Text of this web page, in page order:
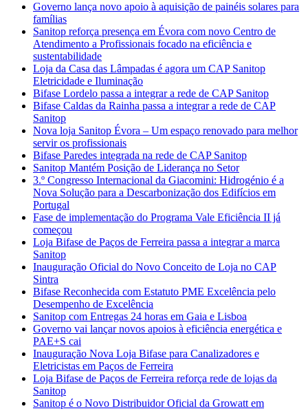
Governo lança novo apoio à aquisição de painéis solares para
famílias
Sanitop reforça presença em Évora com novo Centro de
Atendimento a Profissionais focado na eficiência e
sustentabilidade
Loja da Casa das Lâmpadas é agora um CAP Sanitop
Eletricidade e Iluminação
Bifase Lordelo passa a integrar a rede de CAP Sanitop
Bifase Caldas da Rainha passa a integrar a rede de CAP
Sanitop
Nova loja Sanitop Évora – Um espaço renovado para melhor
servir os profissionais
Bifase Paredes integrada na rede de CAP Sanitop
Sanitop Mantém Posição de Liderança no Setor
3.º Congresso Internacional da Giacomini: Hidrogénio é a
Nova Solução para a Descarbonização dos Edifícios em
Portugal
Fase de implementação do Programa Vale Eficiência II já
começou
Loja Bifase de Paços de Ferreira passa a integrar a marca
Sanitop
Inauguração Oficial do Novo Conceito de Loja no CAP
Sintra
Bifase Reconhecida com Estatuto PME Excelência pelo
Desempenho de Excelência
Sanitop com Entregas 24 horas em Gaia e Lisboa
Governo vai lançar novos apoios à eficiência energética e
PAE+S cai
Inauguração Nova Loja Bifase para Canalizadores e
Eletricistas em Paços de Ferreira
Loja Bifase de Paços de Ferreira reforça rede de lojas da
Sanitop
Sanitop é o Novo Distribuidor Oficial da Growatt em